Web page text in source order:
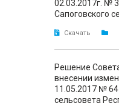
02.03.2017г. №
Сапоговского
Скачать
Решение
внесении
11.05.2017 №
сельсовета